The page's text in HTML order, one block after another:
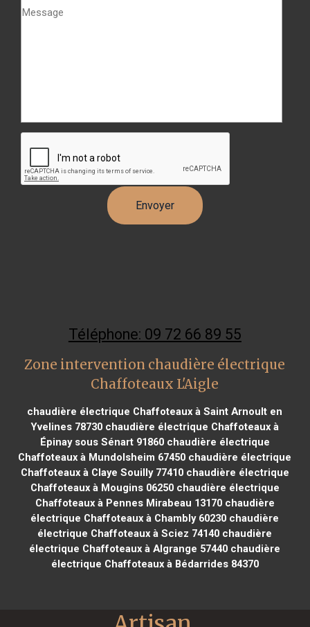
Téléphone: 09 72 66 89 55
Zone intervention chaudière électrique
Chaffoteaux L'Aigle
chaudière électrique Chaffoteaux à Saint Arnoult en
Yvelines 78730chaudière électrique Chaffoteaux à
Épinay sous Sénart 91860chaudière électrique
Chaffoteaux à Mundolsheim 67450 chaudière électrique
Chaffoteaux à Claye Souilly 77410chaudière électrique
Chaffoteaux à Mougins 06250chaudière électrique
Chaffoteaux à Pennes Mirabeau 13170chaudière
électrique Chaffoteaux à Chambly 60230 chaudière
électrique Chaffoteaux à Sciez 74140 chaudière
électrique Chaffoteaux à Algrange 57440 chaudière
électrique Chaffoteaux à Bédarrides 84370